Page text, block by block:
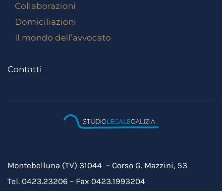
Collaborazioni
Domiciliazioni
Il mondo dell’avvocato
Contatti
Montebelluna (TV) 31044 – Corso G. Mazzini, 53
Tel. 0423.23206 – Fax 0423.1993204